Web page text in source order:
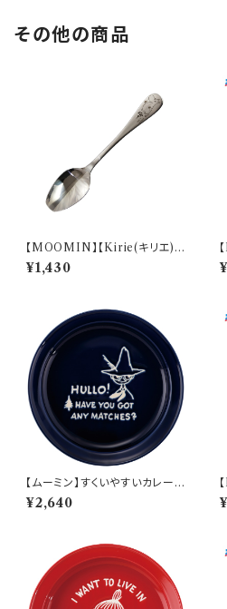
その他の商品
【MOOMIN】【Kirie(キリエ)】
すくいやすいスプーン（ムーミン）
【MM9000】MM9001-863
¥1,430
【ムーミン】すくいやすいカレー皿
（スナフキン）【MM9000】MM
9003-320
¥2,640
y